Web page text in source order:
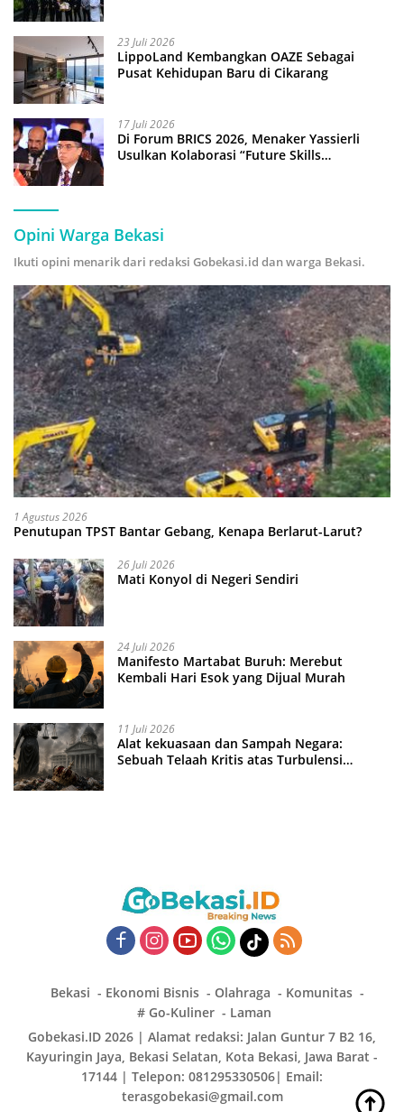
23 Juli 2026
LippoLand Kembangkan OAZE Sebagai
Pusat Kehidupan Baru di Cikarang
17 Juli 2026
Di Forum BRICS 2026, Menaker Yassierli
Usulkan Kolaborasi “Future Skills
Opini Warga Bekasi
Ikuti opini menarik dari redaksi Gobekasi.id dan warga Bekasi.
1 Agustus 2026
Penutupan TPST Bantar Gebang, Kenapa Berlarut-Larut?
26 Juli 2026
Mati Konyol di Negeri Sendiri
24 Juli 2026
Manifesto Martabat Buruh: Merebut
Kembali Hari Esok yang Dijual Murah
11 Juli 2026
Alat kekuasaan dan Sampah Negara:
Sebuah Telaah Kritis atas Turbulensi
Bekasi Ekonomi Bisnis Olahraga
Komunitas
# Go-Kuliner
Laman
Gobekasi.ID 2026 | Alamat redaksi: Jalan Guntur 7 B2 16,
Kayuringin Jaya, Bekasi Selatan, Kota Bekasi, Jawa Barat -
17144 | Telepon: 081295330506| Email:
terasgobekasi@gmail.com